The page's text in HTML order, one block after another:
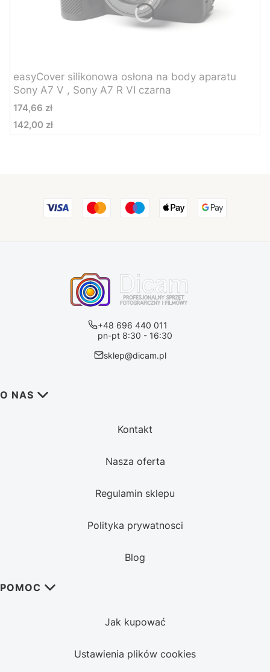
easyCover silikonowa osłona na body aparatu
Sony A7 V , Sony A7 R VI czarna
Cena
174,66 zł
Cena
142,00 zł
+48 696 440 011
pn-pt 8:30 - 16:30
sklep@dicam.pl
Linki w stopce
O NAS
Kontakt
Nasza oferta
Regulamin sklepu
Polityka prywatnosci
Blog
POMOC
Jak kupować
Ustawienia plików cookies